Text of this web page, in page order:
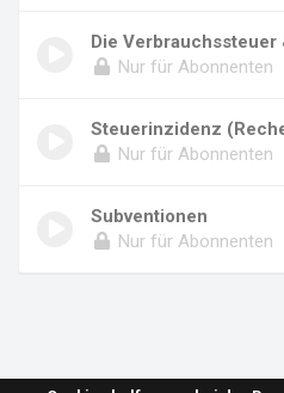
Die
Nur für Abonnenten
Steuerinzidenz
Nur für Abonnenten
Subventionen
Nur für Abonnenten